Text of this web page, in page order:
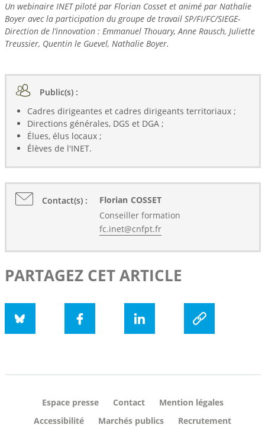
Un webinaire INET piloté par Florian Cosset et animé par Nathalie
Boyer avec la participation du groupe de travail SP/FI/FC/SIEGE-
Direction de l’innovation : Emmanuel Thouary, Anne Rausch, Juliette
Treussier, Quentin le Guevel, Nathalie Boyer.
Public(s) :
Cadres dirigeantes et cadres dirigeants territoriaux ;
Directions générales, DGS et DGA ;
Élues, élus locaux ;
Élèves de l'INET.
Contact(s) : Florian COSSET
Conseiller formation
fc.inet@cnfpt.fr
PARTAGEZ CET ARTICLE
Espace presse Contact
Mention légales
Accessibilité
Marchés publics Recrutement